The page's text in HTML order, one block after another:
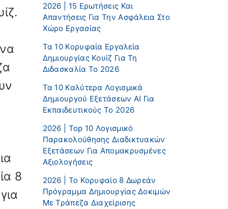
8
2026 | 15 Ερωτήσεις Και
Απαντήσεις Για Την Ασφάλεια Στο
Χώρο Εργασίας
Τα 10 Κορυφαία Εργαλεία
Δημιουργίας Κουίζ Για Τη
Διδασκαλία Το 2026
Τα 10 Καλύτερα Λογισμικά
Δημιουργού Εξετάσεων AI Για
Εκπαιδευτικούς Το 2026
2026 | Top 10 Λογισμικό
Παρακολούθησης Διαδικτυακών
Εξετάσεων Για Απομακρυσμένες
Αξιολογήσεις
2026 | Το Κορυφαίο 8 Δωρεάν
Πρόγραμμα Δημιουργίας Δοκιμών
Με Τράπεζα Διαχείρισης